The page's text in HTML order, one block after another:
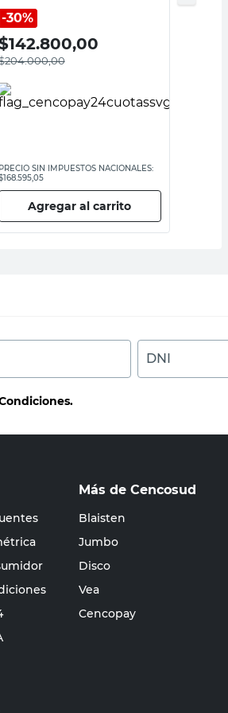
30%
142.800,00
204.000,00
PRECIO SIN IMPUESTOS NACIONALES:
Agregar al carrito
DNI
Más de Cencosud
Blaisten
Jumbo
Disco
Vea
Cencopay